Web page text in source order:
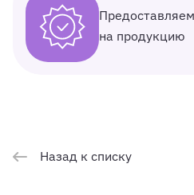
на продукцию
Назад к списку